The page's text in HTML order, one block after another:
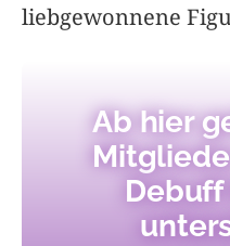
liebgewonnene
Ab hier